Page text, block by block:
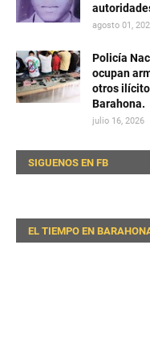
agosto 01,
Policía
ocupan
otros
Barahona.
julio 16, 2026
SIGUENOS EN FB
EL TIEMPO EN